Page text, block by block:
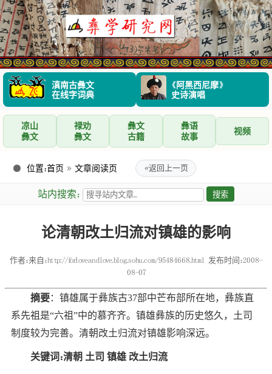
滇南古彝文
在线字词典
《阿黑西尼摩》
史诗演唱
凉山
彝文
禄劝
彝文
彝文
古籍
彝语
故事
视频
位置：首页 » 文章阅读页 «返回上一页
站内搜索：
论清朝改土归流对镇雄的影响
作者：来自：http://forloveandlove.blog.sohu.com/95484668.html
发布时间：2008-
08-07
摘要：镇雄属于彝族古37部中芒布部所在地，彝族直
系先祖是“六祖”中的慕齐齐。镇雄彝族的历史悠久，土司
制度较为完善。清朝改土归流对镇雄影响深远。
关键词：清朝 土司 镇雄 改土归流